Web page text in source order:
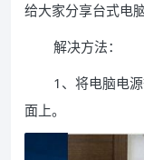
给大家分享台式电
解决方法：
1、将电脑电
面上。